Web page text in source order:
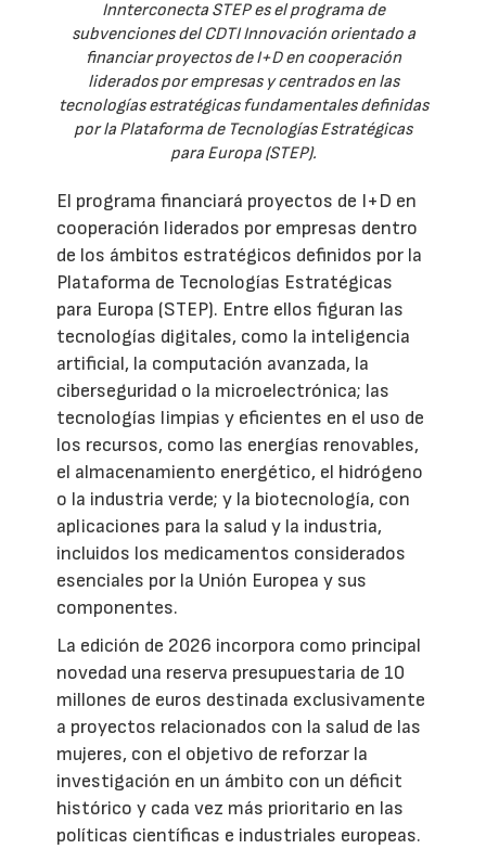
Innterconecta STEP es el programa de
subvenciones del CDTI Innovación orientado a
financiar proyectos de I+D en cooperación
liderados por empresas y centrados en las
tecnologías estratégicas fundamentales definidas
por la Plataforma de Tecnologías Estratégicas
para Europa (STEP).
El programa financiará proyectos de I+D en
cooperación liderados por empresas dentro
de los ámbitos estratégicos definidos por la
Plataforma de Tecnologías Estratégicas
para Europa (STEP). Entre ellos figuran las
tecnologías digitales, como la inteligencia
artificial, la computación avanzada, la
ciberseguridad o la microelectrónica; las
tecnologías limpias y eficientes en el uso de
los recursos, como las energías renovables,
el almacenamiento energético, el hidrógeno
o la industria verde; y la biotecnología, con
aplicaciones para la salud y la industria,
incluidos los medicamentos considerados
esenciales por la Unión Europea y sus
componentes.
La edición de 2026 incorpora como principal
novedad una reserva presupuestaria de 10
millones de euros destinada exclusivamente
a proyectos relacionados con la salud de las
mujeres, con el objetivo de reforzar la
investigación en un ámbito con un déficit
histórico y cada vez más prioritario en las
políticas científicas e industriales europeas.